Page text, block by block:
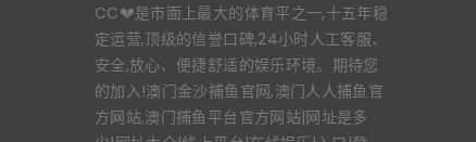
CC💔是市面上最大的体育平之一,十五年稳
定运营,顶级的信誉口碑,24小时人工客服、
安全,放心、便捷舒适的娱乐环境。期待您
的加入!澳门金沙捕鱼官网,澳门人人捕鱼官
方网站,澳门捕鱼平台官方网站|网址是多